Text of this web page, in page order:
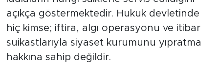
açıkça göstermektedir. Hukuk devletinde
hiç kimse; iftira, algı operasyonu ve itibar
suikastlarıyla siyaset kurumunu yıpratma
hakkına sahip değildir.